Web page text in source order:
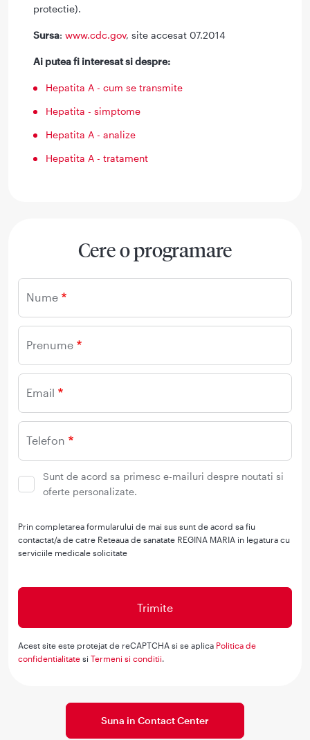
protectie).
Sursa: www.cdc.gov, site accesat 07.2014
Ai putea fi interesat si despre:
Hepatita A - cum se transmite
Hepatita - simptome
Hepatita A - analize
Hepatita A - tratament
Cere o programare
Nume
Prenume
Email
Telefon
Sunt de acord sa primesc e-mailuri despre noutati si
oferte personalizate.
Prin completarea formularului de mai sus sunt de acord sa fiu
contactat/a de catre Reteaua de sanatate REGINA MARIA in legatura cu
serviciile medicale solicitate
Acest site este protejat de reCAPTCHA si se aplica Politica de
confidentialitate siTermeni si conditii
Suna in Contact Center